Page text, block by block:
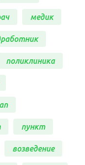
медик
поликлиника
пункт
возведение